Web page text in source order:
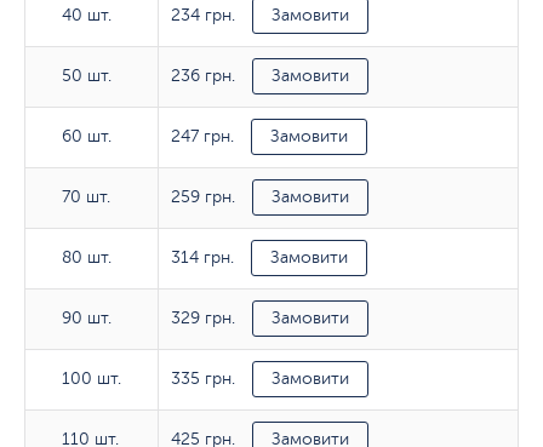
40 шт.
50 шт.
60 шт.
70 шт.
80 шт.
90 шт.
100 шт.
110 шт.
40 шт. 234 грн. Замовити
50 шт. 236 грн. Замовити
60 шт. 247 грн. Замовити
70 шт. 259 грн. Замовити
80 шт. 314 грн. Замовити
90 шт. 329 грн. Замовити
100 шт. 335 грн. Замовити
110 шт. 425 грн. Замовити